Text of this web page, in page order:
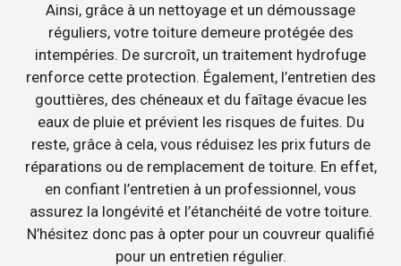
Ainsi, grâce à un nettoyage et un démoussage
réguliers, votre toiture demeure protégée des
intempéries. De surcroît, un traitement hydrofuge
renforce cette protection. Également, l’entretien des
gouttières, des chéneaux et du faîtage évacue les
eaux de pluie et prévient les risques de fuites. Du
reste, grâce à cela, vous réduisez les prix futurs de
réparations ou de remplacement de toiture. En effet,
en confiant l’entretien à un professionnel, vous
assurez la longévité et l’étanchéité de votre toiture.
N’hésitez donc pas à opter pour un couvreur qualifié
pour un entretien régulier.